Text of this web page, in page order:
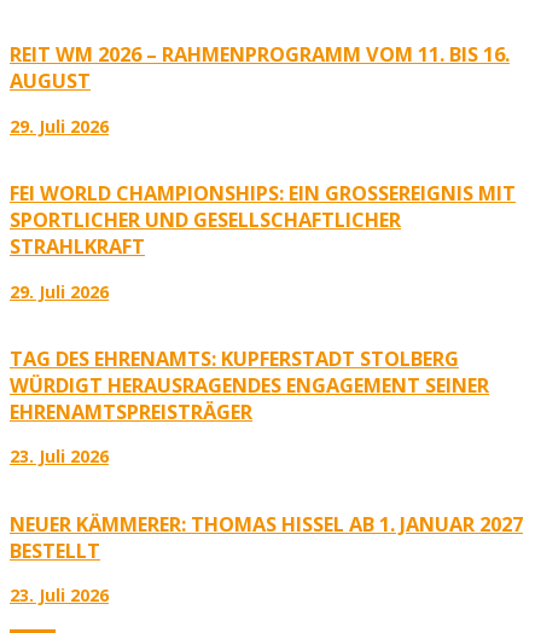
REIT WM 2026 – RAHMENPROGRAMM VOM 11. BIS 16.
AUGUST
29. Juli 2026
FEI WORLD CHAMPIONSHIPS: EIN GROSSEREIGNIS MIT S
PORTLICHER UND GESELLSCHAFTLICHER S
TRAHLKRAFT
29. Juli 2026
TAG DES EHRENAMTS: KUPFERSTADT STOLBERG
WÜRDIGT HERAUSRAGENDES ENGAGEMENT SEINER
EHRENAMTSPREISTRÄGER
23. Juli 2026
NEUER KÄMMERER: THOMAS HISSEL AB 1. JANUAR 2027
BESTELLT
23. Juli 2026